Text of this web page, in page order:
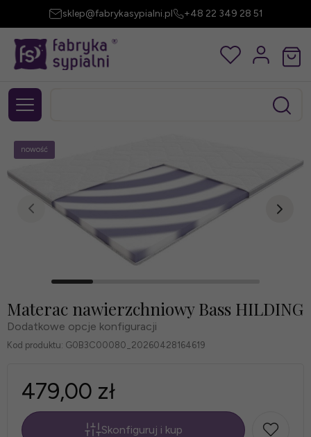
sklep@fabrykasypialni.pl +48 22 349 28 51
nowość
Materac nawierzchniowy Bass HILDING
Dodatkowe opcje konfiguracji
Kod produktu: G0B3C00080_20260428164619
479,00 zł
Skonfiguruj i kup